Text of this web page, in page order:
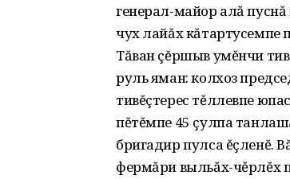
генерал-майор алă пуснă
чух лайăх кăтартусемпе
Тăван çĕршыв умĕнчи
руль яман: колхоз
тивĕçтерес тĕллевпе
пĕтĕмпе 45 çулпа
бригадир пулса ĕçленĕ.
фермăри выльăх-чĕрлĕх